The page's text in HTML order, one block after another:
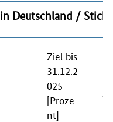
in Deutschland /
Ziel bis
31.12.2
025
[Proze
nt]